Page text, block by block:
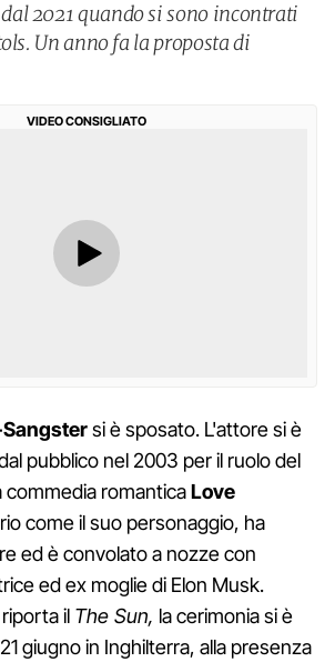
2021 quando si sono incontrati
Un anno fa la proposta di
VIDEO CONSIGLIATO
si è sposato. L'attore si è
pubblico nel 2003 per il ruolo del
commedia romanticaLove
come il suo personaggio, ha
ed è convolato a nozze con
ed ex moglie di Elon Musk.
il The Sun, la cerimonia si è
giugno in Inghilterra, alla presenza